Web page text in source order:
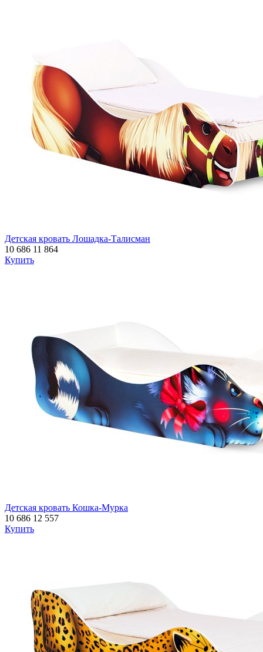
Детская кровать Лошадка-Талисман
10 686 11 864
Купить
Детская кровать Кошка-Мурка
10 686 12 557
Купить